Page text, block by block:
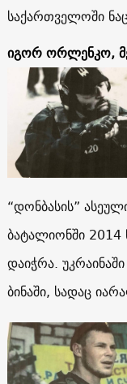
საქართველოში
იგორ ორლენკო,
“დონბასის”
ბატალიონში
დაიჭრა.
ბინაში, სადაც